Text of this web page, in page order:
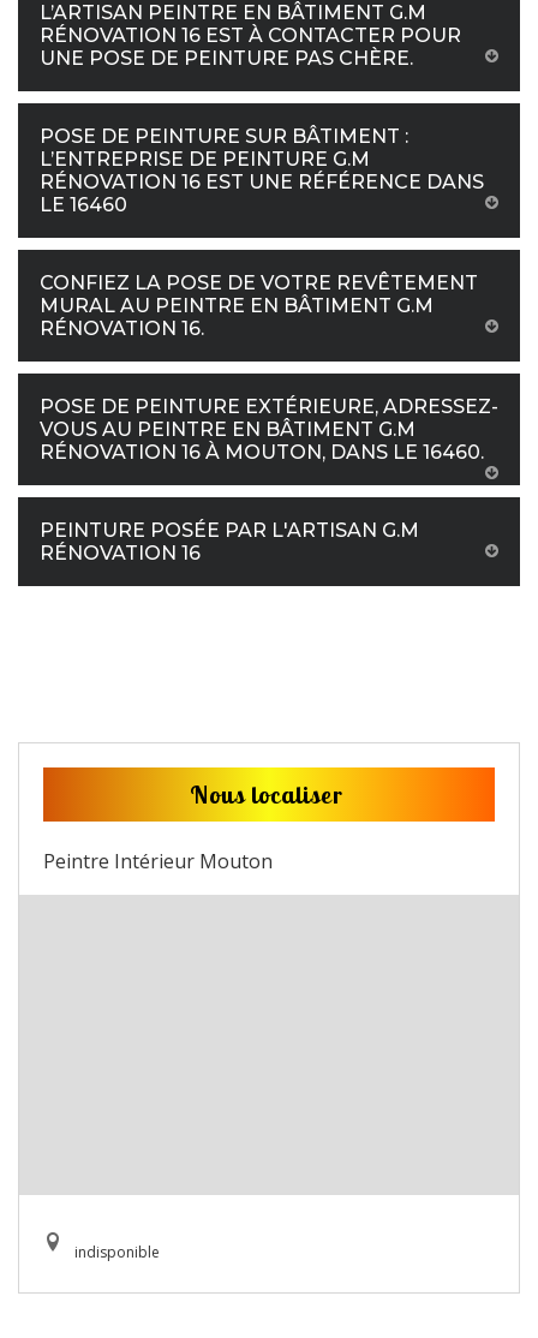
L’ARTISAN PEINTRE EN BÂTIMENT G.M
RÉNOVATION 16 EST À CONTACTER POUR
UNE POSE DE PEINTURE PAS CHÈRE.
POSE DE PEINTURE SUR BÂTIMENT :
L’ENTREPRISE DE PEINTURE G.M
RÉNOVATION 16 EST UNE RÉFÉRENCE DANS
LE 16460
CONFIEZ LA POSE DE VOTRE REVÊTEMENT
MURAL AU PEINTRE EN BÂTIMENT G.M
RÉNOVATION 16.
POSE DE PEINTURE EXTÉRIEURE, ADRESSEZ-
VOUS AU PEINTRE EN BÂTIMENT G.M
RÉNOVATION 16 À MOUTON, DANS LE 16460.
PEINTURE POSÉE PAR L'ARTISAN G.M
RÉNOVATION 16
Nous localiser
Peintre Intérieur Mouton
indisponible